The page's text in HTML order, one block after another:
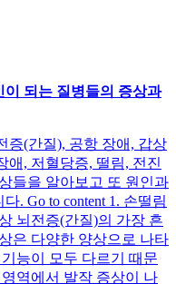
이 되는 질병들의 증상과
증(간질), 공항 장애, 갑상
애, 저혈당증, 떨림, 전진
들을 알아보고 또 원인과
. Go to content 1. 손떨림
뇌전증(간질)의 가장 흔
은 다양한 양상으로 나타
능이 모두 다르기 때문
역에서 발작 증상이 나